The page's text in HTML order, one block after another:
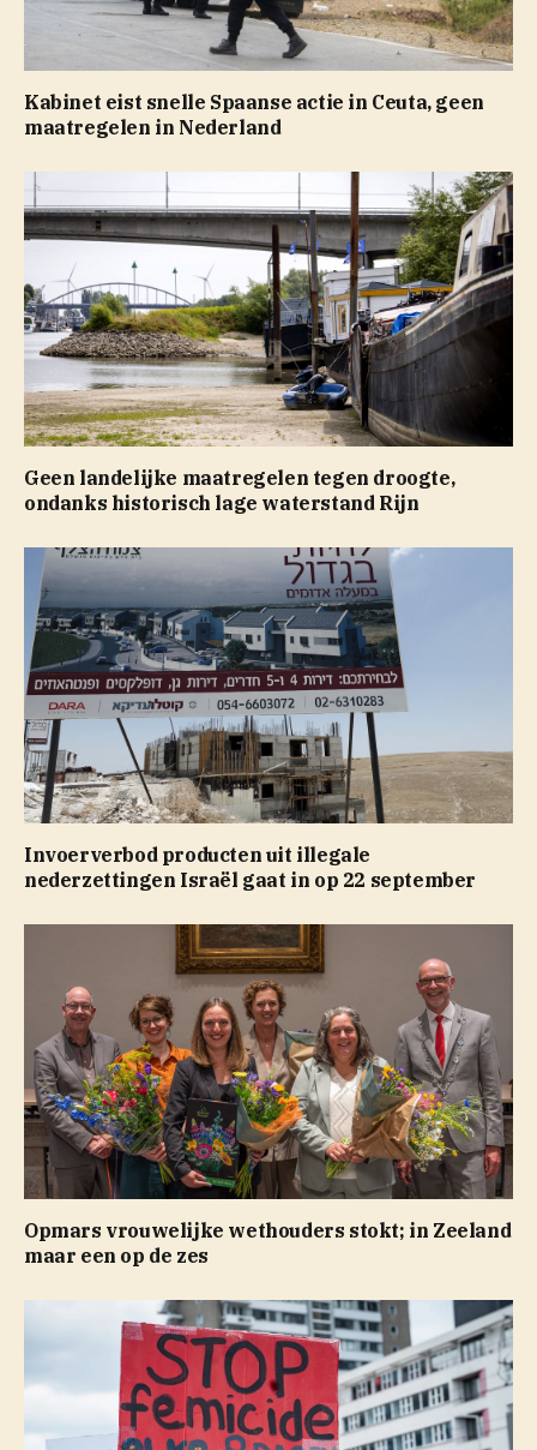
Kabinet eist snelle Spaanse actie in Ceuta, geen
maatregelen in Nederland
Geen landelijke maatregelen tegen droogte,
ondanks historisch lage waterstand Rijn
Invoerverbod producten uit illegale
nederzettingen Israël gaat in op 22 september
Opmars vrouwelijke wethouders stokt; in Zeeland
maar een op de zes